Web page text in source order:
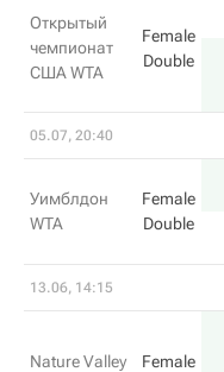
Открытый
чемпионат
США WTA
Female
Double
05.07, 20:40
Уимблдон
WTA
Female
Double
13.06, 14:15
Nature Valley
Female